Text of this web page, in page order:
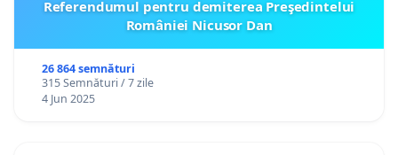
Referendumul pentru demiterea Preşedintelui
României Nicusor Dan
26 864 semnături
315 Semnături / 7 zile
4 Jun 2025